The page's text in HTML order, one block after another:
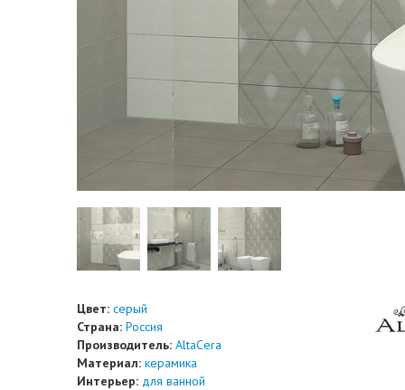
Цвет: серый
Страна: Россия
Производитель: AltaCera
Материал: керамика
Интерьер: для ванной